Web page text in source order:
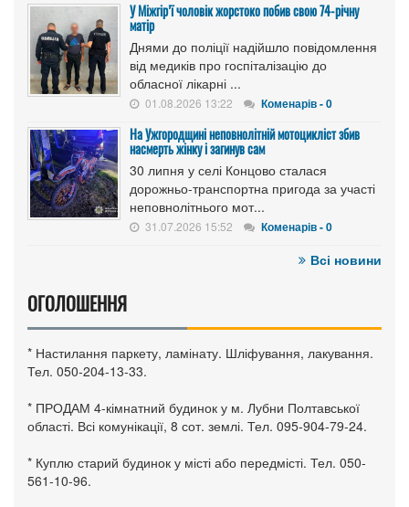
У Міжгір’ї чоловік жорстоко побив свою 74-річну
матір
Днями до поліції надійшло повідомлення
від медиків про госпіталізацію до
обласної лікарні ...
01.08.2026 13:22 Коменарів - 0
На Ужгородщині неповнолітній мотоцикліст збив
насмерть жінку і загинув сам
30 липня у селі Концово сталася
дорожньо-транспортна пригода за участі
неповнолітнього мот...
31.07.2026 15:52 Коменарів - 0
Всі новини
ОГОЛОШЕННЯ
* Настилання паркету, ламінату. Шліфування, лакування.
Тел. 050-204-13-33.
* ПРОДАМ 4-кімнатний будинок у м. Лубни Полтавської
області. Всі комунікації, 8 сот. землі. Тел. 095-904-79-24.
* Куплю старий будинок у місті або передмісті. Тел. 050-
561-10-96.